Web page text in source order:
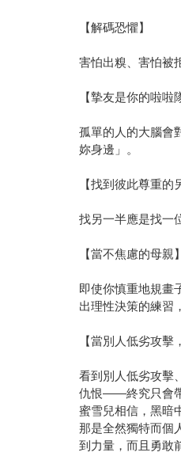
【解碼恐懼】
害怕出糗、害怕被
【摯友是你的啦啦
孤單的人的大腦會
妳身邊」。
【找到彼此尊重的
找另一半應是找一
【當不焦慮的母親】
即使你慎重地規畫
出理性決策的練習
【當別人低劣攻擊
看到別人低劣攻擊
仇恨——終究只會
蜜雪兒相信，黑暗
那是全然獨特而個
到力量，而且勇敢